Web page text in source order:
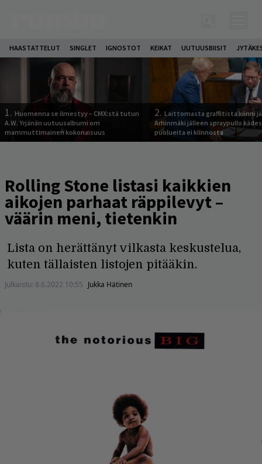
HAASTATTELUT SINGLET IGNOSTOT KEIKAT UUTUUSBIISIT
1. Huomenna se ilmestyy – CMX:stä tutun
A.W. Yrjänän uutuusalbumi om
mammuttimainen kokonaisuus
2. Laittomasta graffitista kiinni
Arhinmäki jälleen spraypullo
puolueita ei kiinnosta
Rolling Stone listasi kaikkien
aikojen parhaat räppilevyt –
väärin meni, tietenkin
Lista on herättänyt vilkasta keskustelua,
kuten tällaisten listojen pitääkin.
Julkaistu: 8.6.2022 10:55 Jukka Hätinen